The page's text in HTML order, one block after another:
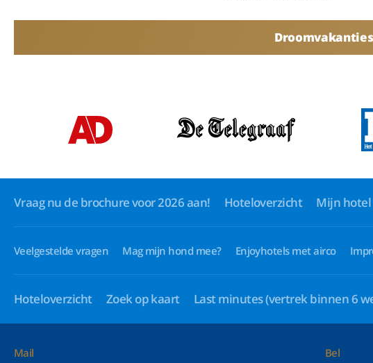
Vraag nu de brochure voor 2026 aan! Hoteloverzicht Mijn
Veelgestelde vragen Mag mijn hond mee? Enjoyhotels met airco
Hoteloverzicht Zoek op kaart Last minutes(vertrek binnen 6
Mail Bel